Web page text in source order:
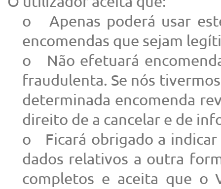
o Apenas poderá usar
encomendas que sejam
o Não efetuará
fraudulenta. Se nós
determinada encomenda
direito de a cancelar e de
o Ficará obrigado a indicar
dados relativos a outra
completos e aceita que o